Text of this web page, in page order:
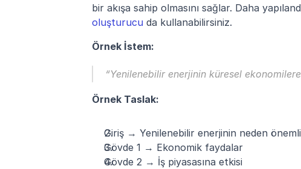
bir akışa sahip olmasını sağlar. Daha
oluşturucu da kullanabilirsiniz.
Örnek İstem:
“Yenilenebilir enerjinin küresel
Örnek Taslak:
Giriş → Yenilenebilir enerjinin neden
Gövde 1 → Ekonomik faydalar
Gövde 2 → İş piyasasına etkisi